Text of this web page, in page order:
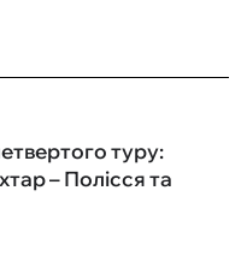
туру:
– Полісся та